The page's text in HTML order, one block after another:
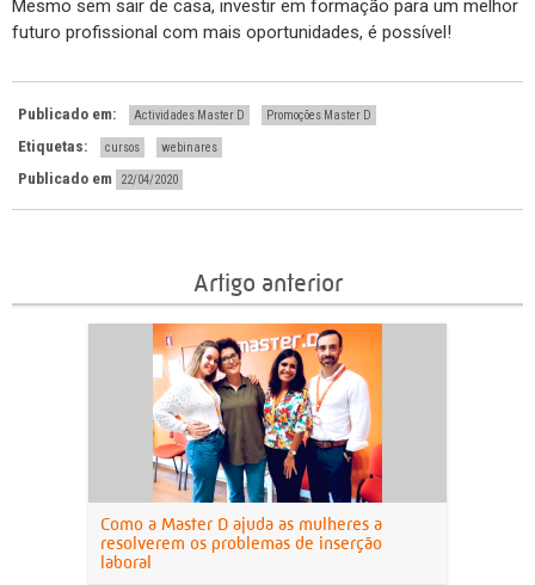
Mesmo sem sair de casa, investir em formação para um melhor
futuro profissional com mais oportunidades, é possível!
Publicado em: Actividades Master D Promoções Master D
Etiquetas: cursos webinares
Publicado em 22/04/2020
Artigo anterior
Como a Master D ajuda as mulheres a
resolverem os problemas de inserção
laboral